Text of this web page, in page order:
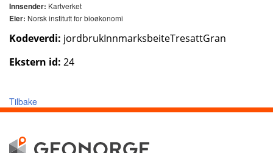
Innsender: Kartverket
Eier: Norsk institutt for bioøkonomi
Kodeverdi: jordbrukInnmarksbeiteTresattGran
Ekstern id: 24
Tilbake